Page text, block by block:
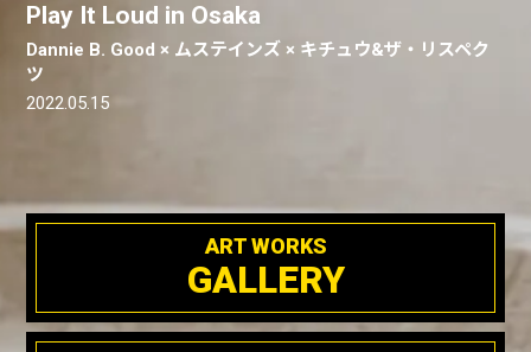
Play It Loud in Osaka
Dannie B. Good × ムステインズ × キチュウ&ザ・リスペク
ツ
2022.05.15
ART WORKS
GALLERY